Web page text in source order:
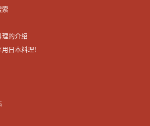
索
理的介绍
日本料理！